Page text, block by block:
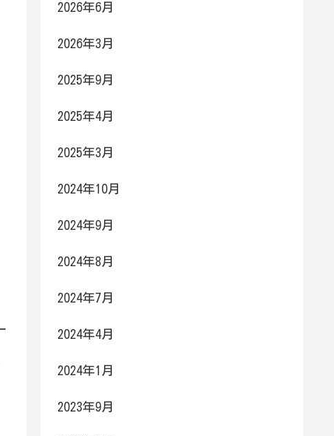
2026年6月
2026年3月
2025年9月
2025年4月
2025年3月
2024年10月
2024年9月
2024年8月
2024年7月
2024年4月
2024年1月
2023年9月